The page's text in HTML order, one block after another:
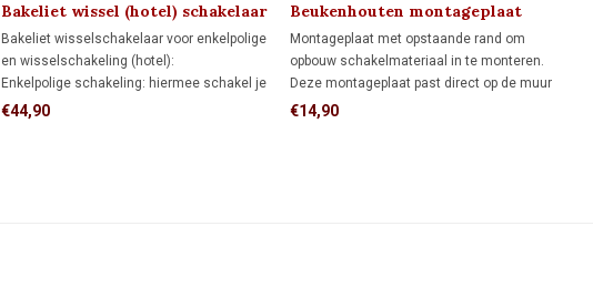
Bakeliet wissel (hotel) schakelaar
1930
Bakeliet wisselschakelaar voor enkelpolige
en wisselschakeling (hotel):
Enkelpolige schakeling: hiermee schakel je
een lamp vanaf één schakelaar aan en uit.
€44,90
Beukenhouten montageplaat
1910/1930
Montageplaat met opstaande rand om
opbouw schakelmateriaal in te monteren.
Deze montageplaat past direct op de muur
of op een inbouwdoos. Voor aansluiting op
€14,90